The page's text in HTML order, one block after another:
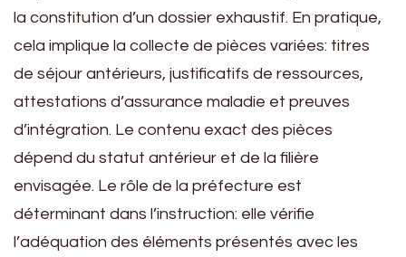
la constitution d’un dossier exhaustif. En pratique,
cela implique la collecte de pièces variées: titres
de séjour antérieurs, justificatifs de ressources,
attestations d’assurance maladie et preuves
d’intégration. Le contenu exact des pièces
dépend du statut antérieur et de la filière
envisagée. Le rôle de la préfecture est
déterminant dans l’instruction: elle vérifie
l’adéquation des éléments présentés avec les